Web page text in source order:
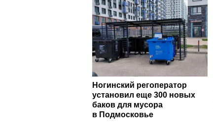
Ногинский регоператор
установил еще 300 новых
баков для мусора
в Подмосковье